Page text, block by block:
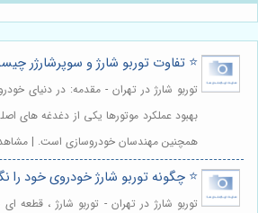
⭐️ تفاوت توربو شارژ و سوپرشارژر
توربو شارژ در تهران - مقدمه: در دنیای
بهبود عملکرد موتورها یکی از دغدغه های
همچنین مهندسان خودروسازی است. |
⭐️ چگونه توربو شارژ خودروی خود را
توربو شارژ در تهران - توربو شارژ ، قطعه